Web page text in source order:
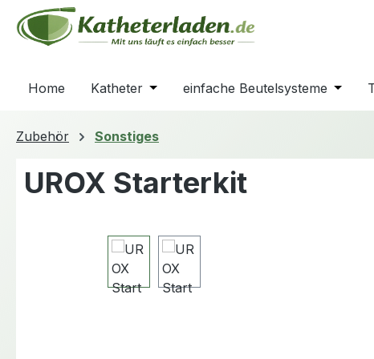
Hauptinhalt springen
Zur Suche springen
Zur Hauptnavigation springen
Home Katheter Öffne oder Schließe das Dropdown
einfache Beutelsysteme Öffne
Zubehör Sonstiges
UROX Starterkit
Bildergalerie überspringen